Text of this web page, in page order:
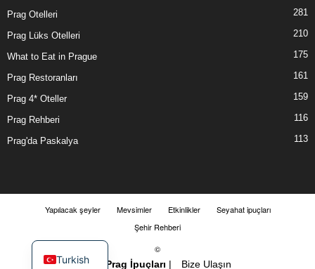
Prag Otelleri 281
Prag Lüks Otelleri 210
What to Eat in Prague 175
Prag Restoranları 161
Prag 4* Oteller 159
Prag Rehberi 116
Prag'da Paskalya 113
Yapılacak şeyler Mevsimler Etkinlikler
Seyahat ipuçları
Şehir Rehberi
©
2018-
Prag İpuçları | Bize Ulaşın
Turkish